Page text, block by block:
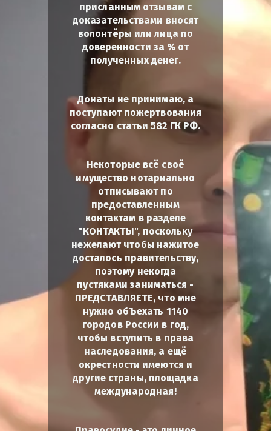
присланным отзывам с
доказательствами вносят
волонтёры или лица по
доверенности за % от
полученных денег.
Донаты не принимаю, а
поступают пожертвования
согласно статьи 582 ГК РФ.
Некоторые всё своё
имущество нотариально
отписывают по
предоставленным
контактам в разделе
"КОНТАКТЫ", поскольку
нежелают чтобы нажитое
досталось правительству,
поэтому некогда
пустяками заниматься -
ПРЕДСТАВЛЯЕТЕ, что мне
нужно обЪехать 1140
городов России в год,
чтобы вступить в права
наследования, а ещё
окрестности имеются и
другие страны, площадка
международная!